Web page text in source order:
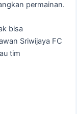
permainan.
bisa
Sriwijaya FC
tim